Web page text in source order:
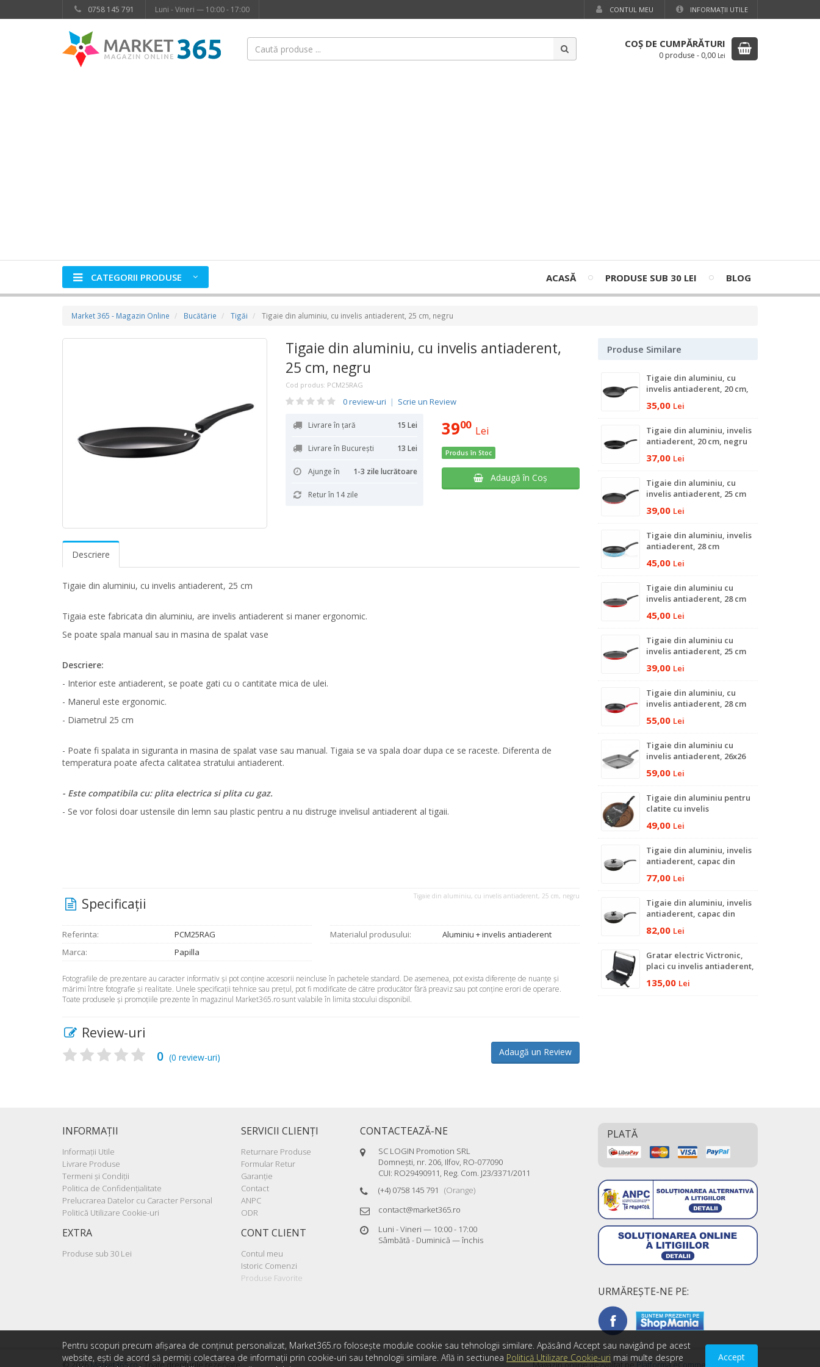
0758 145 791 Luni - Vineri — 10:00 - 17:00 CONTUL MEU INFORMAŢII UTILE
COŞ DE CUMPĂRĂTURI
0 produse - 0,00 Lei
CATEGORII PRODUSE ACASĂ PRODUSE SUB 30 LEI BLOG
Market 365 - Magazin Online Bucătărie Tigăi Tigaie din aluminiu, cu invelis antiaderent, 25 cm, negru
Tigaie din aluminiu, cu invelis antiaderent,
25 cm, negru
Cod produs: PCM25RAG
0 review-uri | Scrie un Review
Livrare în țară 15 Lei
Livrare în București 13 Lei
Ajunge în 1-3 zile lucrătoare
Retur în 14 zile
3900 Lei
Produs în Stoc
Adaugă în Coş
Descriere
Tigaie din aluminiu, cu invelis antiaderent, 25 cm
Tigaia este fabricata din aluminiu, are invelis antiaderent si maner ergonomic.
Se poate spala manual sau in masina de spalat vase
Descriere:
- Interior este antiaderent, se poate gati cu o cantitate mica de ulei.
- Manerul este ergonomic.
- Diametrul 25 cm
- Poate fi spalata in siguranta in masina de spalat vase sau manual. Tigaia se va spala doar dupa ce se raceste. Diferenta de
temperatura poate afecta calitatea stratului antiaderent.
- Este compatibila cu: plita electrica si plita cu gaz.
- Se vor folosi doar ustensile din lemn sau plastic pentru a nu distruge invelisul antiaderent al tigaii.
Tigaie din aluminiu, cu invelis antiaderent, 25 cm, negru
Specificaţii
Referinta:
PCM25RAG
Marca:
Papilla
Materialul produsului: Aluminiu + invelis antiaderent
Fotografiile de prezentare au caracter informativ şi pot conţine accesorii neincluse în pachetele standard. De asemenea, pot exista diferenţe de nuanţe şi
mărimi între fotografie şi realitate. Unele specificaţii tehnice sau preţul, pot fi modificate de către producător fără preaviz sau pot conţine erori de operare.
Toate produsele şi promoţiile prezente în magazinul Market365.ro sunt valabile în limita stocului disponibil.
Review-uri
Adaugă un Review
0 (0 review-uri)
Produse Similare
Tigaie din aluminiu, cu
invelis antiaderent, 20 cm,
35,00 Lei
Tigaie din aluminiu, invelis
antiaderent, 20 cm, negru
37,00 Lei
Tigaie din aluminiu, cu
invelis antiaderent, 25 cm
39,00 Lei
Tigaie din aluminiu, invelis
antiaderent, 28 cm
45,00 Lei
Tigaie din aluminiu cu
invelis antiaderent, 28 cm
45,00 Lei
Tigaie din aluminiu cu
invelis antiaderent, 25 cm
39,00 Lei
Tigaie din aluminiu, cu
invelis antiaderent, 28 cm
55,00 Lei
Tigaie din aluminiu cu
invelis antiaderent, 26x26
59,00 Lei
Tigaie din aluminiu pentru
clatite cu invelis
49,00 Lei
Tigaie din aluminiu, invelis
antiaderent, capac din
77,00 Lei
Tigaie din aluminiu, invelis
antiaderent, capac din
82,00 Lei
Gratar electric Victronic,
placi cu invelis antiaderent,
135,00 Lei
INFORMAŢII
Informaţii Utile
Livrare Produse
Termeni şi Condiţii
Politica de Confidenţialitate
Prelucrarea Datelor cu Caracter Personal
Politică Utilizare Cookie-uri
EXTRA
Produse sub 30 Lei
SERVICII CLIENŢI
Returnare Produse
Formular Retur
Garanţie
Contact
ANPC
ODR
CONT CLIENT
Contul meu
Istoric Comenzi
Produse Favorite
CONTACTEAZĂ-NE
SC LOGIN Promotion SRL
Domneşti, nr. 206, Ilfov, RO-077090
CUI: RO29490911, Reg. Com. J23/3371/2011
(+4) 0758 145 791 (Orange)
contact@market365.ro
Luni - Vineri — 10:00 - 17:00
Sâmbătă - Duminică — închis
PLATĂ
URMĂREŞTE-NE PE:
Pentru scopuri precum afișarea de conținut personalizat, Market365.ro folosește module cookie sau tehnologii similare. Apăsând Accept sau navigând pe acest
website, ești de acord să permiți colectarea de informații prin cookie-uri sau tehnologii similare. Află in sectiunea Politică Utilizare Cookie-uri mai multe despre
Accept